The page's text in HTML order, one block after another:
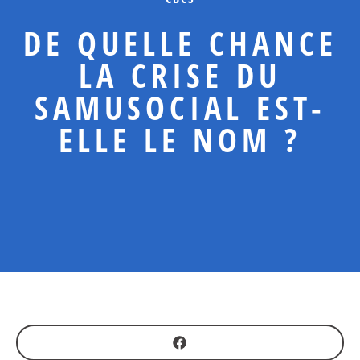
DE QUELLE CHANCE
LA CRISE DU
SAMUSOCIAL EST-
ELLE LE NOM ?